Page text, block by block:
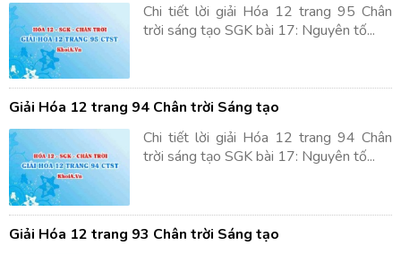
Chi tiết lời giải Hóa 12 trang 95 Chân
trời sáng tạo SGK bài 17: Nguyên tố...
Giải Hóa 12 trang 94 Chân trời Sáng tạo
Chi tiết lời giải Hóa 12 trang 94 Chân
trời sáng tạo SGK bài 17: Nguyên tố...
Giải Hóa 12 trang 93 Chân trời Sáng tạo